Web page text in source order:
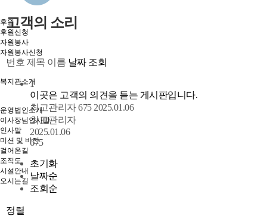
후원
후원신청
자원봉사
자원봉사신청
복지관소개
운영법인소개
이사장님인사말
인사말
미션 및 비전
걸어온길
조직도
시설안내
오시는길
고객의 소리
번호 제목 이름 날짜 조회
1
이곳은 고객의 의견을 듣는 게시판입니다.
최고관리자 675 2025.01.06
최고관리자
2025.01.06
675
초기화
날짜순
조회순
정렬